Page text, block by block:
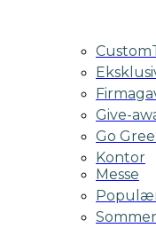
Give-
Go
Kontor
Messe
Sommer